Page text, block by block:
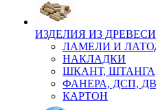
ИЗДЕЛИЯ ИЗ
ЛАМЕЛИ И
НАКЛАДКИ
ШКАНТ, ШТАНГА
ФАНЕРА, ДСП,
КАРТОН